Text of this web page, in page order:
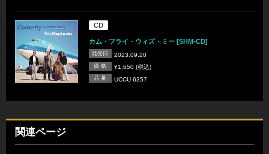
CD
カム・フライ・ウィズ・ミー [SHM-CD]
発売日 2023.09.20
価 格 ¥1,650 (税込)
品 番 UCCU-6357
関連ページ